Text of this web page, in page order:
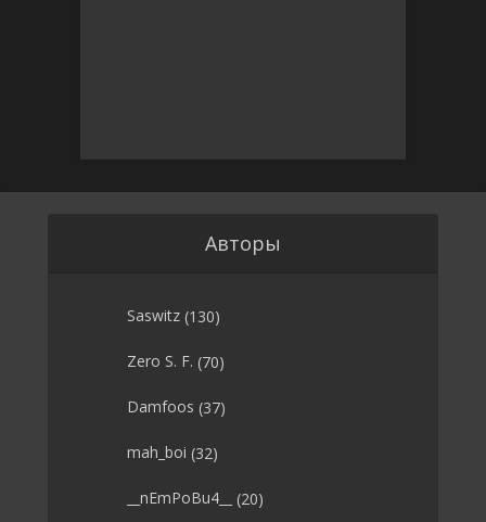
Авторы
Saswitz (130)
Zero S. F. (70)
Damfoos (37)
mah_boi (32)
__nEmPoBu4__ (20)